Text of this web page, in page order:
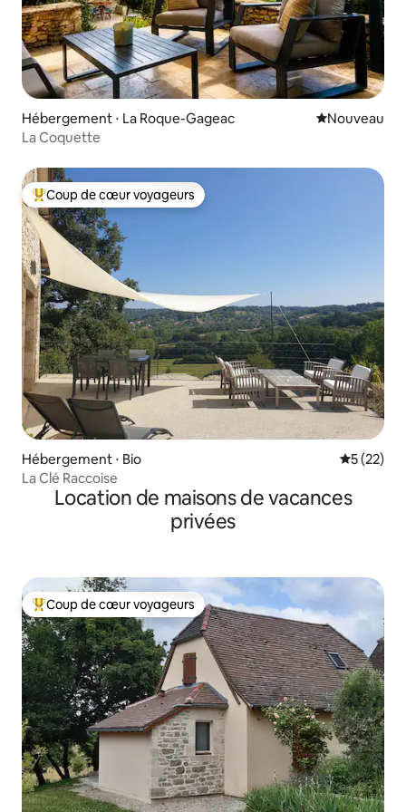
Hébergement ⋅ La Roque-Gageac Nouvel
Nouveau
La Coquette
Coups de cœur voyageurs les plus appréciés
Coup de cœur voyageurs
Hébergement ⋅ Bio
5 (22)
La Clé Raccoise
Location de maisons de vacances
privées
Coups de cœur voyageurs les plus appréciés
Coup de cœur voyageurs